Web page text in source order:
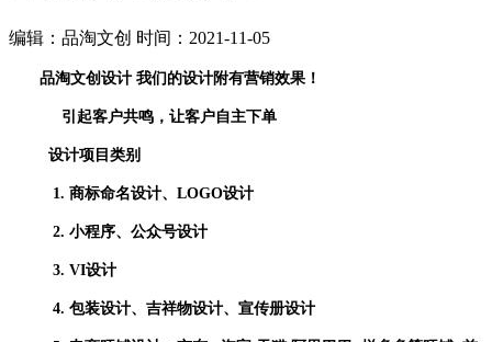
编辑：品淘文创 时间：2021-11-05
品淘文创设计 我们的设计附有营销效果！
引起客户共鸣，让客户自主下单
设计项目类别
1. 商标命名设计、LOGO设计
2. 小程序、公众号设计
3. VI设计
4. 包装设计、吉祥物设计、宣传册设计